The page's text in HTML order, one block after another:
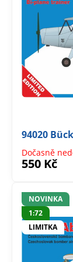
94020
Dočasně
550 Kč
NOVINKA
1:72
LIMITKA